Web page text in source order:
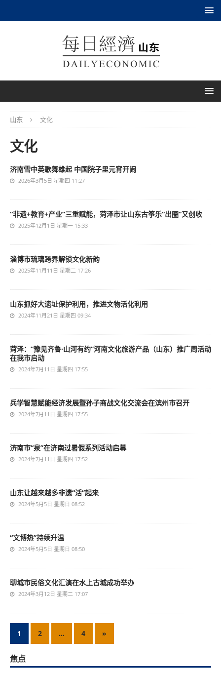
山东 文化
文化
济南雪中英歌舞雄起 中国院子里元宵开闹
2026年3月5日 星期四 11:27
“非遗+教育+产业”三重赋能，菏泽市让山东古筝乐“出圈”又创收
2025年12月1日 星期一 15:33
淄博市琉璃跨界解锁文化新韵
2025年11月11日 星期二 17:26
山东抓好大遗址保护利用，推进文物活化利用
2024年11月21日 星期四 09:34
菏泽：“豫见齐鲁·山河有约”河南文化旅游产品（山东）推广周活动
在我市启动
2024年7月11日 星期四 17:55
兵学智慧赋能经济发展暨孙子商战文化交流会在滨州市召开
2024年7月11日 星期四 17:55
济南市“泉”在济南过暑假系列活动启幕
2024年7月11日 星期四 17:52
山东让越来越多非遗“活”起来
2024年5月5日 星期日 08:52
“文博热”持续升温
2024年5月5日 星期日 08:50
聊城市民俗文化汇演在水上古城成功举办
2024年3月12日 星期二 17:07
1 2 … 4 »
焦点